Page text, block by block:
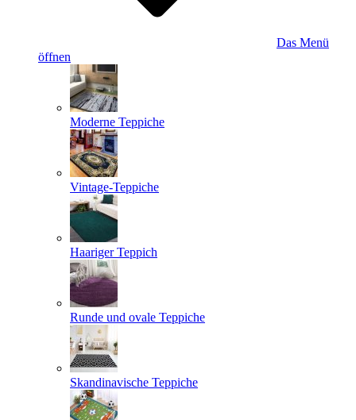
Das Menü
öffnen
Moderne Teppiche
Vintage-Teppiche
Haariger Teppich
Runde und ovale Teppiche
Skandinavische Teppiche